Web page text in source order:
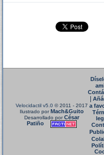
Velocidactil v5.0 © 2011 - 2017
Ilustrado porMach&Guito
Desarrollado porCésar
Patiño
a